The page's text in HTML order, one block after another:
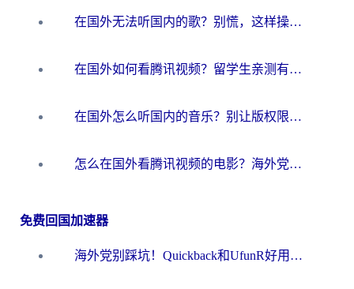
在国外无法听国内的歌？别慌，这样操作就能畅听QQ音乐（附亲测加速器推荐）
在国外如何看腾讯视频？留学生亲测有效的回国加速方案
在国外怎么听国内的音乐？别让版权限制断了你的华语歌单
怎么在国外看腾讯视频的电影？海外党亲测有效的回国加速指南
免费回国加速器
海外党别踩坑！Quickback和UfunR好用吗？选对回国加速器才能无缝刷国内资源